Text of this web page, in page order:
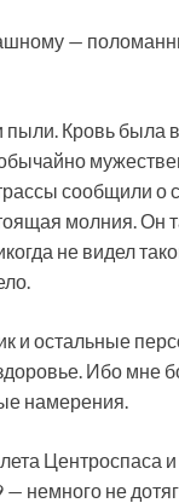
—
пыли. Кровь была
сообщили о
молния. Он
не видел
и остальные
Ибо мне
намерения.
— немного не